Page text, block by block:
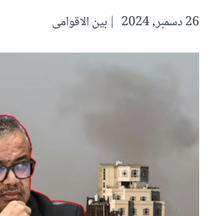
26 دسمبر, 2024 بین الاقوامی